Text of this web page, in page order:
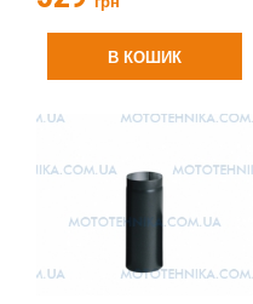
В КОШИК